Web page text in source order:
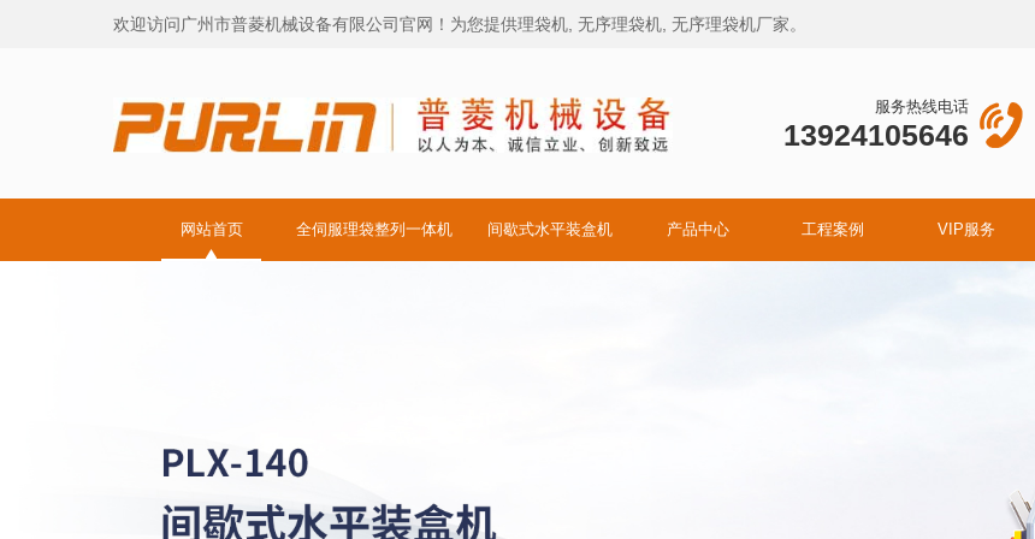
欢迎访问广州市普菱机械设备有限公司官网！为您提供理袋机 ,无序理袋机 ,无序理袋机厂家。
服务热线电话
13924105646
网站首页 全伺服理袋整列一体机 间歇式水平装盒机 产品中心 工程案例 VIP服务